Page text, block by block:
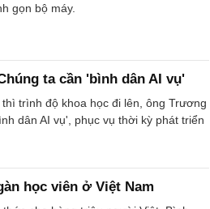
gọn bộ máy.
ta cần 'bình dân AI vụ'
trình độ khoa học đi lên, ông Trương
dân AI vụ', phục vụ thời kỳ phát triển
học viên ở Việt Nam